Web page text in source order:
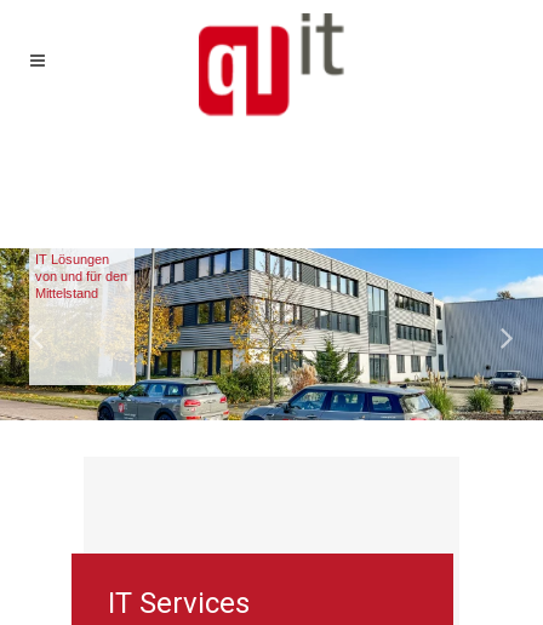
IT Lösungen
von und für den
Mittelstand
IT Services